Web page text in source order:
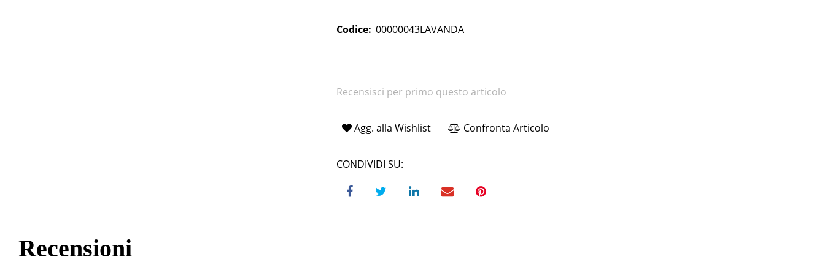
Codice: 00000043LAVANDA
Recensisci per primo questo articolo
Agg. alla Wishlist Confronta Articolo
CONDIVIDI SU:
Recensioni